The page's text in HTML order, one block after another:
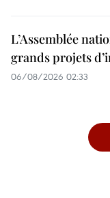
L’Assemblée
grands projets
06/08/2026 02:33